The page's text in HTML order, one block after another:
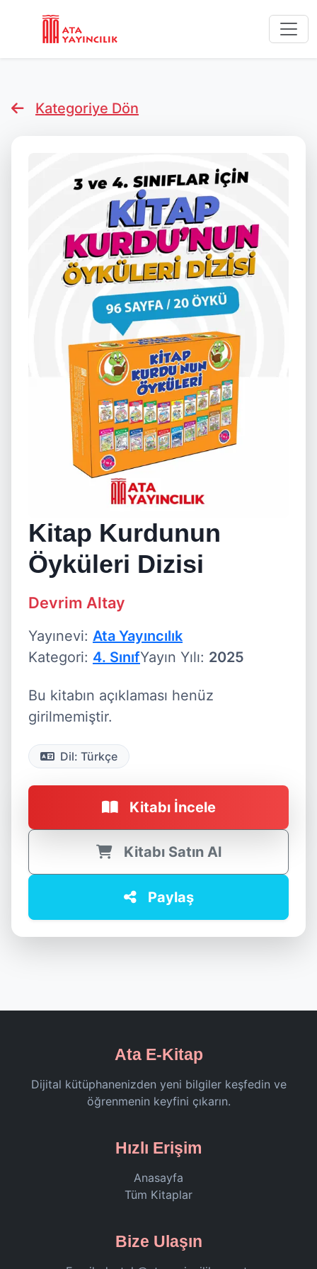
Kategoriye Dön
Kitap Kurdunun
Öyküleri Dizisi
Devrim Altay
Yayınevi: Ata Yayıncılık
Kategori: 4. SınıfYayın Yılı: 2025
Bu kitabın açıklaması henüz
girilmemiştir.
Dil: Türkçe
Kitabı İncele
Kitabı Satın Al
Paylaş
Ata E-Kitap
Dijital kütüphanenizden yeni bilgiler keşfedin ve
öğrenmenin keyfini çıkarın.
Hızlı Erişim
Anasayfa
Tüm Kitaplar
Bize Ulaşın